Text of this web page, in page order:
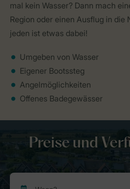
mal kein Wasser? Dann mach
Region oder einen Ausflug in die
jeden ist etwas dabei!
Umgeben von Wasser
Eigener Bootssteg
Angelmöglichkeiten
Offenes Badegewässer
Preise und